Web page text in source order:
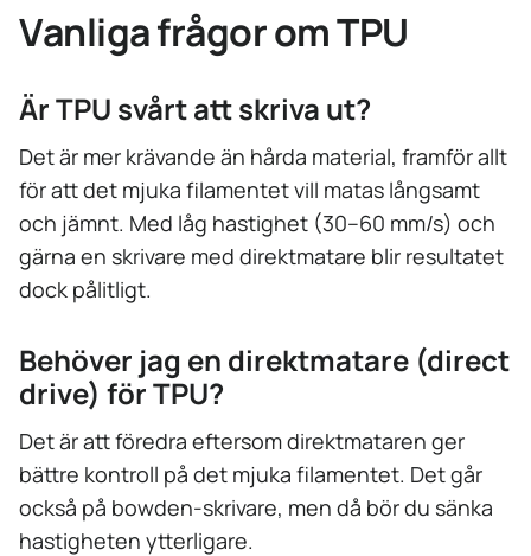
Vanliga frågor om TPU
Är TPU svårt att skriva ut?
Det är mer krävande än hårda material, framför allt
för att det mjuka filamentet vill matas långsamt
och jämnt. Med låg hastighet (30–60 mm/s) och
gärna en skrivare med direktmatare blir resultatet
dock pålitligt.
Behöver jag en direktmatare (direct
drive) för TPU?
Det är att föredra eftersom direktmataren ger
bättre kontroll på det mjuka filamentet. Det går
också på bowden-skrivare, men då bör du sänka
hastigheten ytterligare.